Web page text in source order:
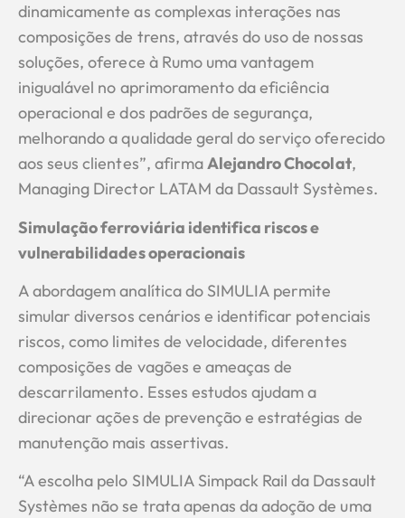
dinamicamente as complexas interações nas
composições de trens, através do uso de nossas
soluções, oferece à Rumo uma vantagem
inigualável no aprimoramento da eficiência
operacional e dos padrões de segurança,
melhorando a qualidade geral do serviço oferecido
aos seus clientes”, afirmaAlejandro Chocolat,
Managing Director LATAM da Dassault Systèmes.
Simulação ferroviária identifica riscos e
vulnerabilidades operacionais
A abordagem analítica do SIMULIA permite
simular diversos cenários e identificar potenciais
riscos, como limites de velocidade, diferentes
composições de vagões e ameaças de
descarrilamento. Esses estudos ajudam a
direcionar ações de prevenção e estratégias de
manutenção mais assertivas.
“A escolha pelo SIMULIA Simpack Rail da Dassault
Systèmes não se trata apenas da adoção de uma